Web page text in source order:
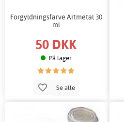
Forgyldningsfarve Artmetal 30
ml
50 DKK
På lager
Se alle